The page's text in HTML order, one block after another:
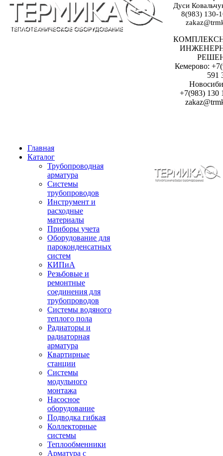
Дуси
8(983) 130-
Кемерово:
591
+7(983) 130
Главная
Каталог
Трубопроводная
арматура
Системы
трубопроводов
Инструмент и
расходные
материалы
Приборы учета
Оборудование для
пароконденсатных
систем
КИПиА
Резьбовые и
ремонтные
соединения для
трубопроводов
Системы водяного
теплого пола
Радиаторы и
радиаторная
арматура
Квартирные
станции
Системы
модульного
монтажа
Насосное
оборудование
Подводка гибкая
Коллекторные
системы
Теплообменники
Арматура с